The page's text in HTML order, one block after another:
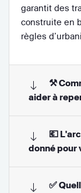
garantit des
construite en
règles
⚒ Comment un architecte peut-il vous
aider à
💶
donné pour
✅